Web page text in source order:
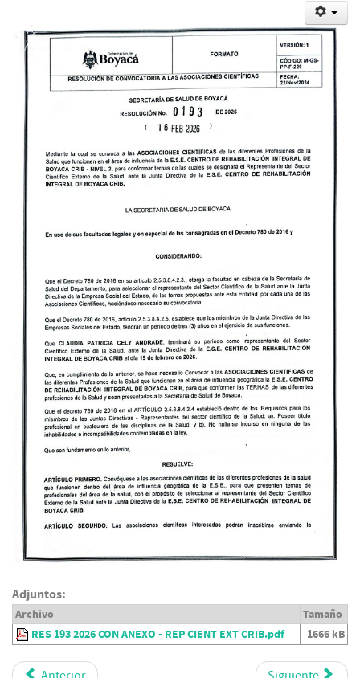
Adjuntos:
Archivo
Tamaño
RES 193 2026 CON ANEXO - REP CIENT EXT CRIB.pdf
1666 kB